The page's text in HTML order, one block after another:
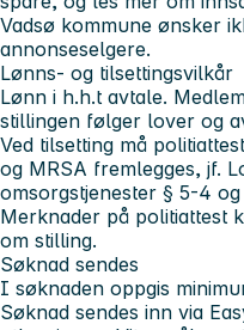
Vadsø kommune ønsker
annonseselgere.
Lønns- og tilsettingsvilkår
Lønn i h.h.t avtale.
stillingen følger lover og
Ved tilsetting må
og MRSA fremlegges, jf.
omsorgstjenester § 5-4
Merknader på politiattest
om stilling.
Søknad sendes
I søknaden oppgis
Søknad sendes inn via